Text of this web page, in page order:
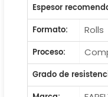
Espesor
Formato:
Rolls
Proceso:
Grado de